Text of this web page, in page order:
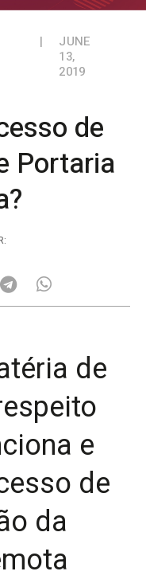
|
JUNE
13,
2019
de
Portaria
de
e
de
da